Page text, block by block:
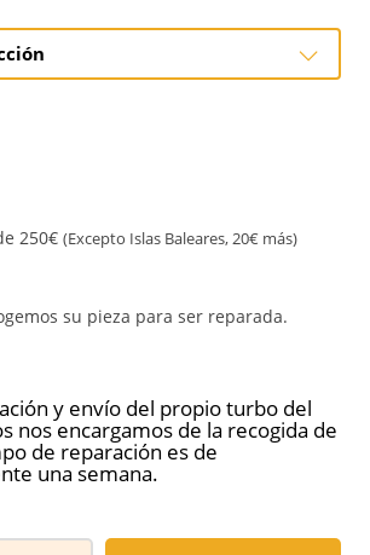
250€ (Excepto Islas Baleares, 20€ más)
su pieza para ser reparada.
y envío del propio turbo del
nos encargamos de la recogida de
de reparación es de
una semana.